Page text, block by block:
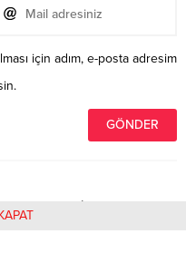
için adım, e-posta adresim
yukarıdaki form